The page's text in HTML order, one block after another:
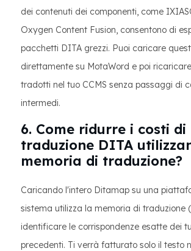
dei contenuti dei componenti, come
Oxygen Content Fusion, consentono di
pacchetti DITA grezzi. Puoi caricare
direttamente su MotaWord e poi
tradotti nel tuo CCMS senza passaggi di
intermedi.
6. Come ridurre i costi di
traduzione DITA
memoria di traduzione?
Caricando l'intero Ditamap su una
sistema utilizza la memoria di traduzione
identificare le corrispondenze esatte dei
precedenti. Ti verrà fatturato solo il testo